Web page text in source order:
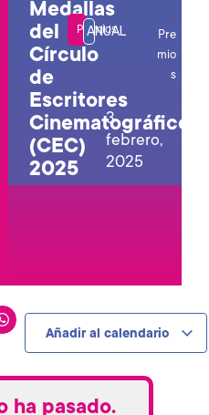
Medallas
del
Círculo
de
Escritores
Cinematográficos
(CEC)
2025
Premios
ANUAL
3
febrero,
2025
,
Pre
mio
s
Añadir al calendario
ha pasado.